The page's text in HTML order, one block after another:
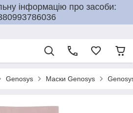
інформацію про засоби:
Genosys Маски Genosys